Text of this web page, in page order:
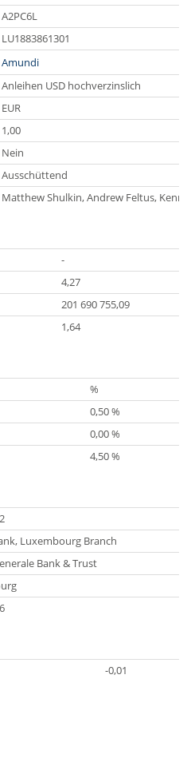
A2PC6L
LU1883861301
Amundi
Anleihen USD hochverzinslich
EUR
1,00
Nein
Ausschüttend
Matthew Shulkin, Andrew Feltus,
-
4,27
201 690 755,09
1,64
%
0,50 %
0,00 %
4,50 %
Luxembourg Branch
Bank & Trust
-0,01